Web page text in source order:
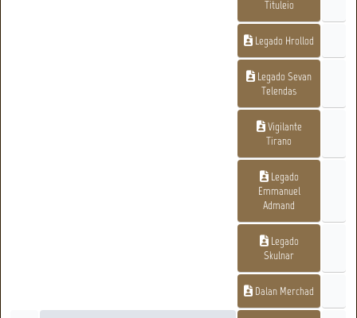
Tituleio
Legado Hrollod
Legado Sevan
Telendas
Vigilante
Tirano
Legado
Emmanuel
Admand
Legado
Skulnar
Dalan Merchad